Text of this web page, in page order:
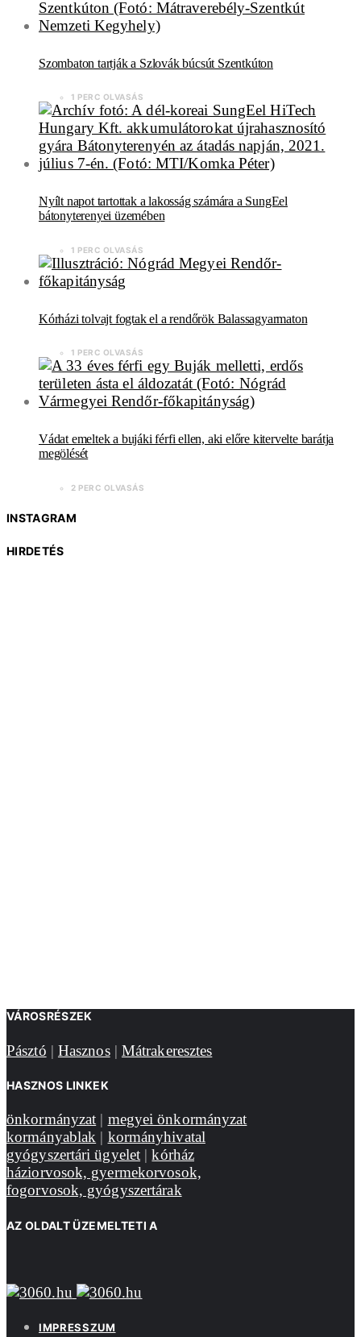
Szombaton tartják a Szlovák búcsút Szentkúton
1 PERC OLVASÁS
Nyílt napot tartottak a lakosság számára a SungEel
bátonyterenyei üzemében
1 PERC OLVASÁS
Kórházi tolvajt fogtak el a rendőrök Balassagyarmaton
1 PERC OLVASÁS
Vádat emeltek a bujáki férfi ellen, aki előre kitervelte barátja
megölését
2 PERC OLVASÁS
INSTAGRAM
HIRDETÉS
VÁROSRÉSZEK
Pásztó | Hasznos| Mátrakeresztes
HASZNOS LINKEK
önkormányzat | megyei önkormányzat
kormányablak | kormányhivatal
gyógyszertári ügyelet |kórház
háziorvosok, gyermekorvosok,
fogorvosok, gyógyszertárak
AZ OLDALT ÜZEMELTETI A
IMPRESSZUM